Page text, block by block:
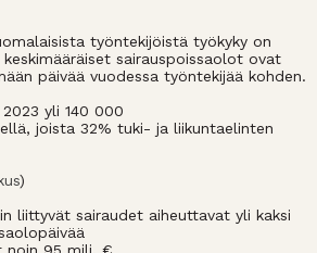
työntekijöistä työkyky on
sairauspoissaolot ovat
päivää vuodessa työntekijää kohden.
yli 140 000
joista 32% tuki- ja liikuntaelinten
)
liittyvät sairaudet aiheuttavat yli kaksi